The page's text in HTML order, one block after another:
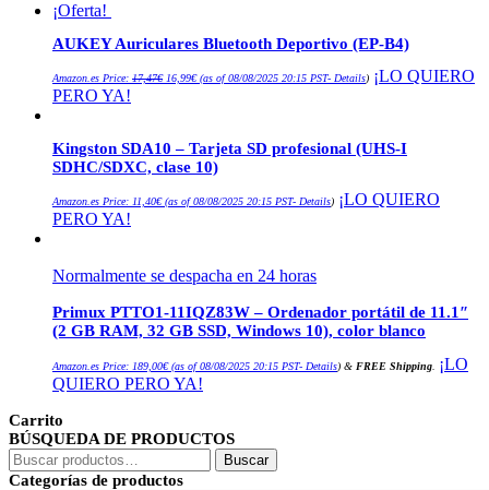
¡Oferta!
AUKEY Auriculares Bluetooth Deportivo (EP-B4)
Amazon.es Price: 17,47€precio
16,99€precio
(as of 08/08/2025 20:15 PST- Details) ¡LO QUIERO
PERO YA!
Kingston SDA10 – Tarjeta SD profesional (UHS-I
SDHC/SDXC, clase 10)
Amazon.es Price: 11,40€(as of 08/08/2025 20:15 PST- Details) ¡LO QUIERO
PERO YA!
Normalmente se despacha en 24 horas
Primux PTTO1-11IQZ83W – Ordenador portátil de 11.1″
(2 GB RAM, 32 GB SSD, Windows 10), color blanco
Amazon.es Price: 189,00€(as of 08/08/2025 20:15 PST- Details) & FREE Shipping
¡LO
QUIERO PERO YA!
Carrito
BÚSQUEDA DE PRODUCTOS
Buscar
por:
Buscar
Categorías de productos